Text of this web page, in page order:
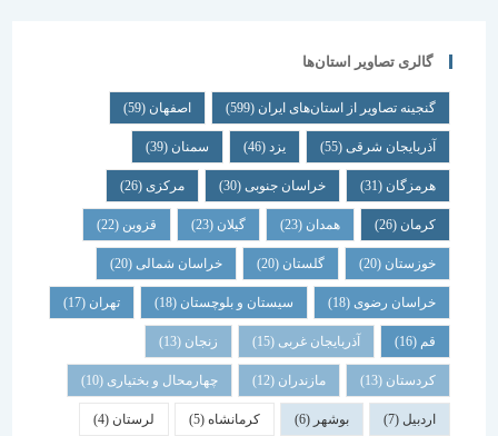
گالری تصاویر استان‌ها
گنجینه تصاویر از استان‌های ایران(599) اصفهان (59)
آذربایجان شرقی(55) یزد سمنان (39)
هرمزگان(31) خراسان جنوبی(30) مرکزی (26)
همدان گیلان قزوین
خوزستان(20) گلستان (20) خراسان شمالی(20)
خراسان رضوی(18) سیستان و بلوچستان(18) تهران
آذربایجان غربی(15) زنجان
کردستان(13) مازندران(12) چهارمحال و بختیاری (10)
بوشهر کرمانشاه(5) لرستان (4)